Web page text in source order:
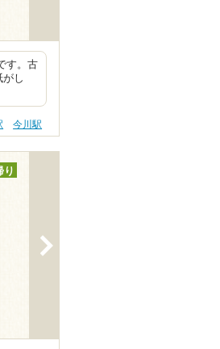
す。古
し
今川駅
り